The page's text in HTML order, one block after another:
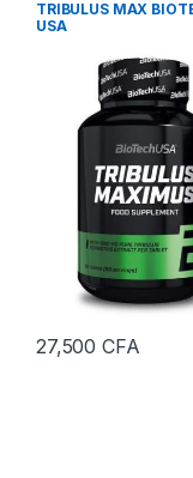
Compléments
Nutrition sportive
TRIBULUS MAX
USA
27,500CFA